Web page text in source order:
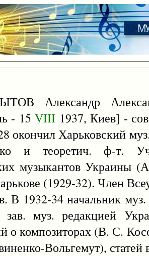
Александр
- 15VIII 1937, Киев] -
окончил Харьковский
и теоретич. ф-т.
музыкантов Украины
(1929-32). Член
В 1932-34 начальник
муз. редакцией
о композиторах (В. С.
Вольгемут), статей